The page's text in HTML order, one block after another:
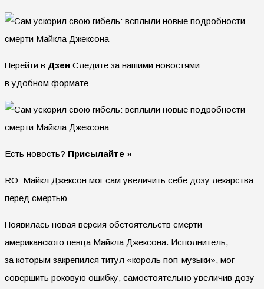
Перейти в Дзен Следите за нашими новостями
в удобном формате
Есть новость? Присылайте »
RO: Майкл Джексон мог сам увеличить себе дозу лекарства
перед смертью
Появилась новая версия обстоятельств смерти
американского певца Майкла Джексона. Исполнитель,
за которым закрепился титул «король поп-музыки», мог
совершить роковую ошибку, самостоятельно увеличив дозу